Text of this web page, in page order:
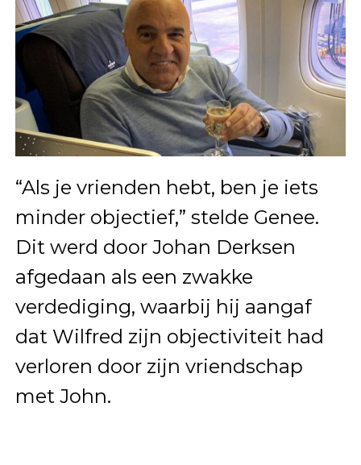
“Als je vrienden hebt, ben je iets
minder objectief,” stelde Genee.
Dit werd door Johan Derksen
afgedaan als een zwakke
verdediging, waarbij hij aangaf
dat Wilfred zijn objectiviteit had
verloren door zijn vriendschap
met John.